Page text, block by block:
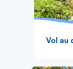
Vol au